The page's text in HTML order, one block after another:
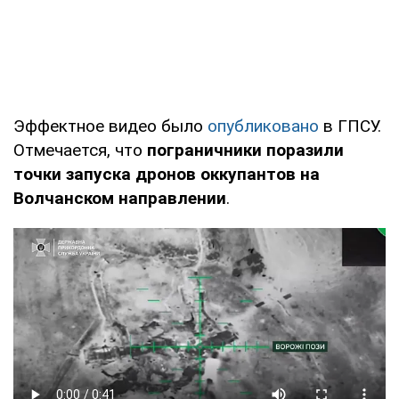
Эффектное видео было опубликовано в ГПСУ.
Отмечается, что пограничники поразили
точки запуска дронов оккупантов на
Волчанском направлении.